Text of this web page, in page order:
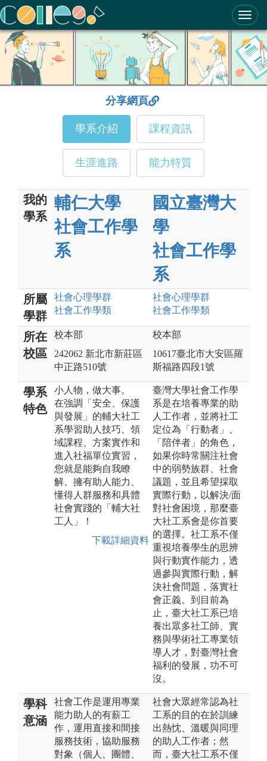
ColleGo! 大學選才與高中育才輔助系統
分享網頁
學系介紹 課程資訊
生涯進路 能力特質
我的
學系
輔仁大學
社會工作學
系
國立臺灣大
學
社會工作學
系
所屬
學群
社會心理學群
社會工作學類
社會心理學群
社會工作學類
所在
校區
校本部
242062 新北市新莊區
中正路510號
校本部
10617臺北市大安區羅
斯福路四段1號
學系
特色
小人物，做大事。
在強調「安全、保護
與發展」的輔大社工
系學習助人技巧、領
域課程、方案實作和
進入社福單位實習，
您就是能夠自我瞭
解、擁有助人能力、
懂得人群服務和具體
社會實踐的「輔大社
工人」！
下載詳細資料
臺灣大學社會工作學
系是在培養專業的助
人工作者，並將社工
定位為「行動者」、
「陪伴者」的角色，
如果你時常關注社會
中的弱勢族群、社會
議題，並且希望採取
實際行動，以解決/面
對社會困境，那麼臺
大社工系會是你首要
的選擇。社工系不僅
重視培養學生的思辨
與行動實作能力，透
過參與實際行動，解
決社會問題，落實社
會正義。到目前為
止，臺大社工系已培
養出眾多社工師、實
務與學術社工專業領
導人才，對臺灣社會
福利的發展，功不可
沒。
學科
意涵
社會工作是運用專業
能力助人的有薪工
作，運用直接和間接
服務技術，協助服務
對象（個人、團體、
社會大眾經常認為社
工系的目的在於訓練
出熱忱、溫暖與同理
的助人工作者；然
而，臺大社工系不僅